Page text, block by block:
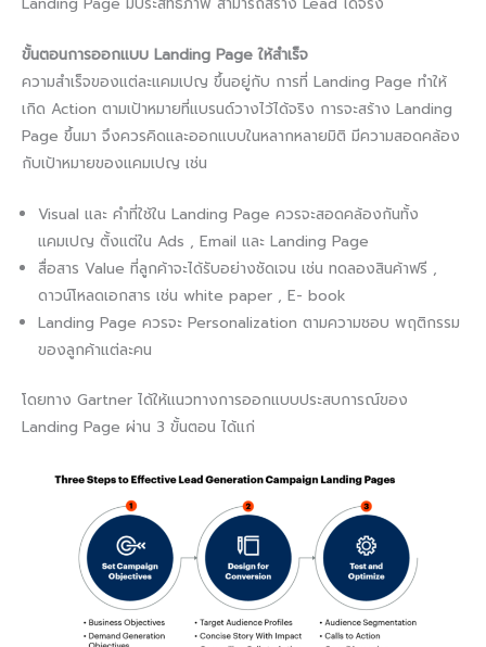
ขั้นตอนการออกแบบ Landing Page ให้สำเร็จ
ความสำเร็จของแต่ละแคมเปญ ขึ้นอยู่กับ การที่ Landing Page ทำให้
เกิด Action ตามเป้าหมายที่แบรนด์วางไว้ได้จริง การจะสร้าง Landing
Page ขึ้นมา จึงควรคิดและออกแบบในหลากหลายมิติ มีความสอดคล้อง
กับเป้าหมายของแคมเปญ เช่น
Visual และ คำที่ใช้ใน Landing Page ควรจะสอดคล้องกันทั้ง
แคมเปญ ตั้งแต่ใน Ads , Email และ Landing Page
สื่อสาร Value ที่ลูกค้าจะได้รับอย่างชัดเจน เช่น ทดลองสินค้าฟรี ,
ดาวน์โหลดเอกสาร เช่น white paper , E- book
Landing Page ควรจะ Personalization ตามความชอบ พฤติกรรม
ของลูกค้าแต่ละคน
โดยทาง Gartner ได้ให้แนวทางการออกแบบประสบการณ์ของ
Landing Page ผ่าน 3 ขั้นตอน ได้แก่